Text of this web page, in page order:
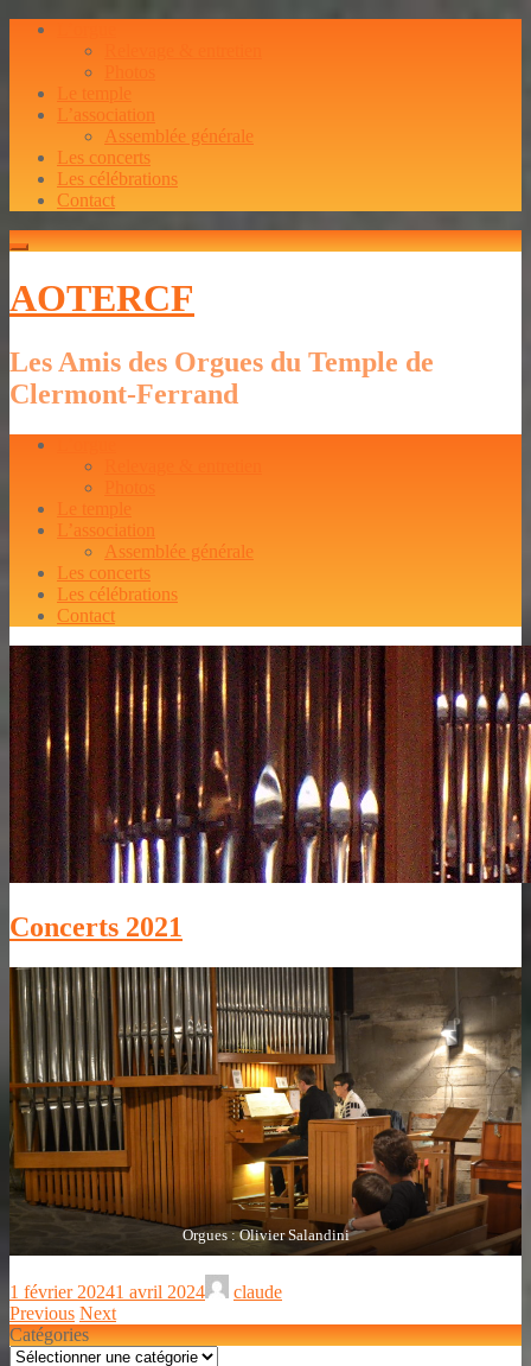
Le temple
L’association
Assemblée générale
Les concerts
Les célébrations
Contact
AOTERCF
Les Amis des Orgues du Temple de
Clermont-Ferrand
Le temple
L’association
Assemblée générale
Les concerts
Les célébrations
Contact
Concerts 2021
Orgues : Olivier Salandini
1 février 20241 avril 2024
claude
Previous Next
Catégories
Catégories